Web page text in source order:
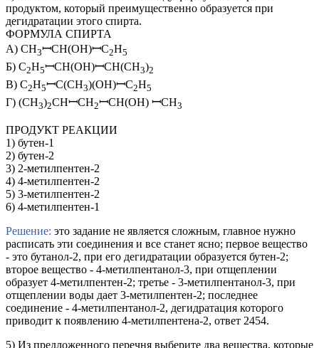
продуктом, который преимущественно образуется при
дегидратации этого спирта.
ФОРМУЛА СПИРТА
А) CH3ꟷCH(OH)ꟷC2H5
Б) C2H5ꟷCH(OH)ꟷCH(CH3)2
В) C2H5ꟷC(CH3)(OH)ꟷC2H5
Г) (CH3)2CHꟷCH2ꟷCH(OH) ꟷCH3
ПРОДУКТ РЕАКЦИИ
1) бутен-1
2) бутен-2
3) 2-метилпентен-2
4) 4-метилпентен-2
5) 3-метилпентен-2
6) 4-метилпентен-1
Решение: это задание не является сложным, главное нужно
расписать эти соединения и все станет ясно; первое вещество
- это бутанол-2, при его дегидратации образуется бутен-2;
второе вещество - 4-метилпентанол-3, при отщеплении
образует 4-метилпентен-2; третье - 3-метилпентанол-3, при
отщеплении воды дает 3-метилпентен-2; последнее
соединение - 4-метилпентанол-2, дегидратация которого
приводит к появлению 4-метилпентена-2, ответ 2454.
5) Из предложенного перечня выберите два вещества, которые